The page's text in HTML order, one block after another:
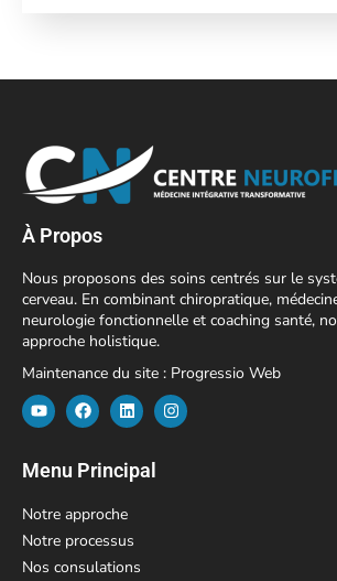
À Propos
Nous proposons des soins centrés sur le
cerveau. En combinant chiropratique,
neurologie fonctionnelle et coaching santé,
approche holistique.
Maintenance du site : Progressio Web
Menu Principal
Notre approche
Notre processus
Nos consulations